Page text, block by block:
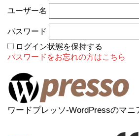
ユーザー名
パスワード
ログイン状態を保持する
パスワードをお忘れの方はこちら
ワードプレッソ-WordPressのマニ